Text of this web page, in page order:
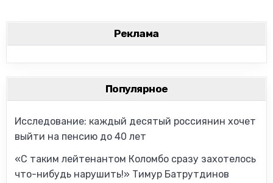
Реклама
Популярное
Исследование: каждый десятый россиянин хочет
выйти на пенсию до 40 лет
«С таким лейтенантом Коломбо сразу захотелось
что-нибудь нарушить!» Тимур Батрутдинов